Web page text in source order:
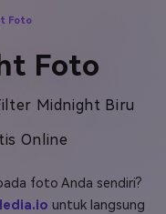
Apa yang Baru
Foto
Foto
Midnight Biru
Online
foto Anda sendiri?
untuk langsung